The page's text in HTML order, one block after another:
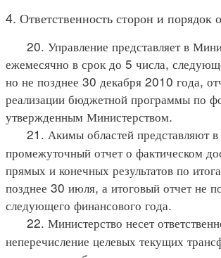
4. Ответственность сторон и порядок
20. Управление представляет в
ежемесячно в срок до 5 числа,
но не позднее 30 декабря 2010 года,
реализации бюджетной программы по
утвержденным Министерством.
21. Акимы областей представляют в
промежуточный отчет о фактическом
прямых и конечных результатов по
позднее 30 июля, а итоговый отчет не
следующего финансового года.
22. Министерство несет
неперечисление целевых текущих